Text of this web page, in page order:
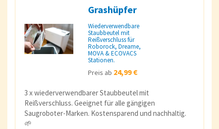
Grashüpfer
Wiederverwendbare
Staubbeutel mit
Reißverschluss für
Roborock, Dreame,
MOVA & ECOVACS
Stationen.
Preis ab 24,99 €
3 x wiederverwendbarer Staubbeutel mit
Reißverschluss. Geeignet für alle gängigen
Saugroboter-Marken. Kostensparend und nachhaltig.
🌱